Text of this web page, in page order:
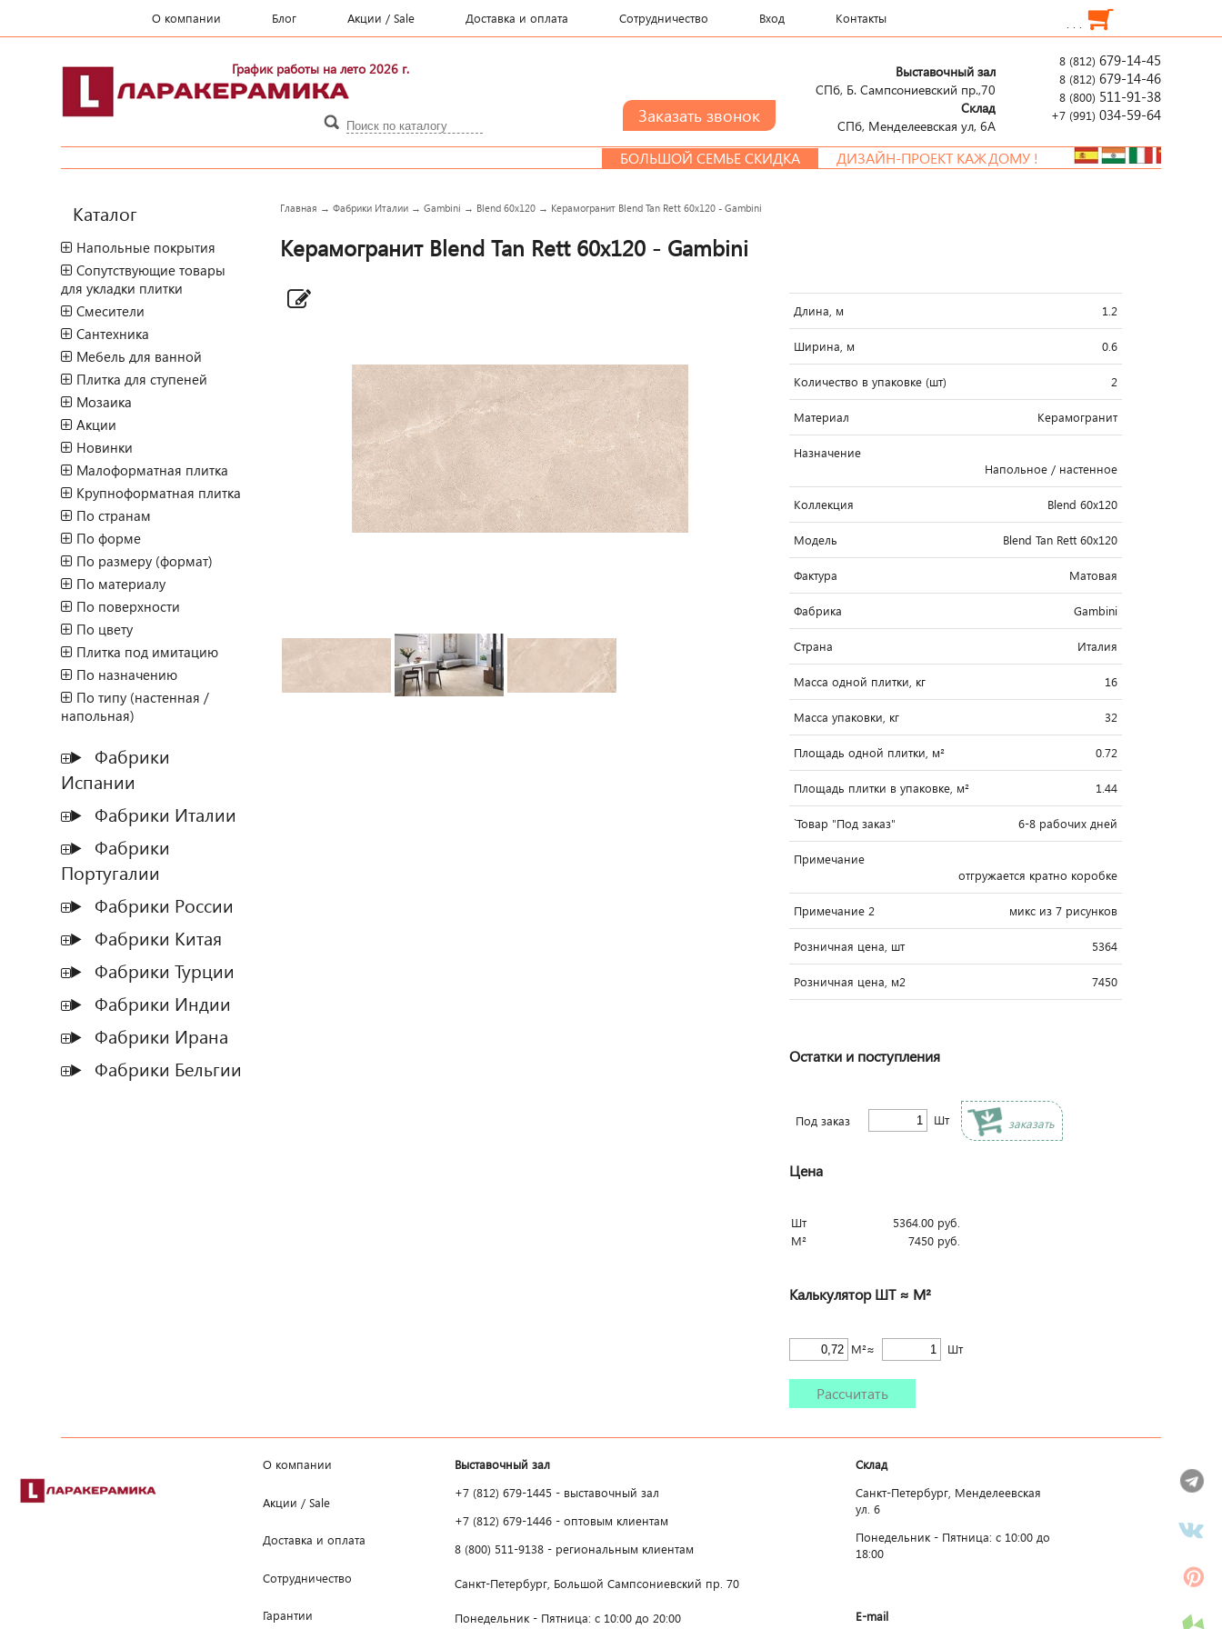
О компании Блог Акции / Sale Доставка и оплата Сотрудничество Вход Контакты . . .
График работы на лето 2026 г. 8 (812) 679-14-45
8 (812) 679-14-46
8 (800) 511-91-38
+7 (991) 034-59-64
Выставочный зал
СПб, Б. Сампсониевский пр.,70
Склад
СПб, Менделеевcкая ул, 6А
БОЛЬШОЙ СЕМЬЕ СКИДКА ДИЗАЙН-ПРОЕКТ КАЖДОМУ !
Каталог
Напольные покрытия
Сопутствующие товары
для укладки плитки
Смесители
Сантехника
Мебель для ванной
Плитка для ступеней
Мозаика
Акции
Новинки
Малоформатная плитка
Крупноформатная плитка
По странам
По форме
По размеру (формат)
По материалу
По поверхности
По цвету
Плитка под имитацию
По назначению
По типу (настенная /
напольная)
Фабрики
Испании
Фабрики Италии
Фабрики
Португалии
Фабрики России
Фабрики Китая
Фабрики Турции
Фабрики Индии
Фабрики Ирана
Фабрики Бельгии
Главная →Фабрики Италии →Gambini → Blend 60x120 → Керамогранит Blend Tan Rett 60x120 - Gambini
Керамогранит Blend Tan Rett 60x120 - Gambini
Длина, м 1.2
Ширина, м 0.6
Количество в упаковке (шт) 2
Материал Керамогранит
Назначение
Напольное / настенное
Коллекция Blend 60x120
Модель Blend Tan Rett 60x120
Фактура Матовая
Фабрика Gambini
Страна Италия
Масса одной плитки, кг 16
Масса упаковки, кг 32
Площадь одной плитки, м² 0.72
Площадь плитки в упаковке, м² 1.44
`Товар "Под заказ" 6-8 рабочих дней
Примечание
отгружается кратно коробке
Примечание 2 микс из 7 рисунков
Розничная цена, шт 5364
Розничная цена, м2 7450
Остатки и поступления
Под заказ Шт заказать
Цена
Шт 5364.00руб.
М²
7450руб.
Калькулятор ШТ ≈ М²
М²≈ Шт
Рассчитать
О компании
Акции / Sale
Доставка и оплата
Сотрудничество
Гарантии
Выставочный зал
+7 (812) 679-1445 - выставочный зал
+7 (812) 679-1446 - оптовым клиентам
8 (800) 511-9138 - региональным клиентам
Санкт-Петербург, Большой Сампсониевский пр. 70
Понедельник - Пятница: с 10:00 до 20:00
Склад
Санкт-Петербург, Менделеевская
ул. 6
Понедельник - Пятница: c 10:00 до
18:00
E-mail